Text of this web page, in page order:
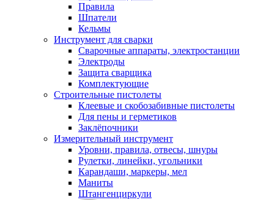
Правила
Шпатели
Кельмы
Инструмент для сварки
Сварочные аппараты, электростанции
Электроды
Защита сварщика
Комплектующие
Строительные пистолеты
Клеевые и скобозабивные пистолеты
Для пены и герметиков
Заклёпочники
Измерительный инструмент
Уровни, правила, отвесы, шнуры
Рулетки, линейки, угольники
Карандаши, маркеры, мел
Маниты
Штангенциркули